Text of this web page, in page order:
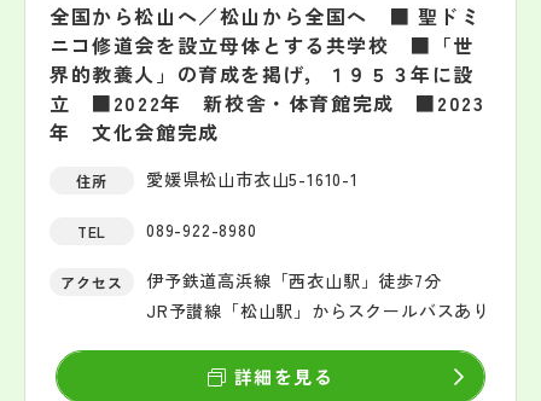
全国から松山へ／松山から全国へ ■ 聖ドミ
ニコ修道会を設立母体とする共学校 ■「世
界的教養人」の育成を掲げ，１９５３年に設
立 ■2022年 新校舎・体育館完成 ■2023
年 文化会館完成
住所 愛媛県松山市衣山5-1610-1
TEL 089-922-8980
アクセス
伊予鉄道高浜線「西衣山駅」徒歩7分
JR予讃線「松山駅」からスクールバスあり
詳細を見る